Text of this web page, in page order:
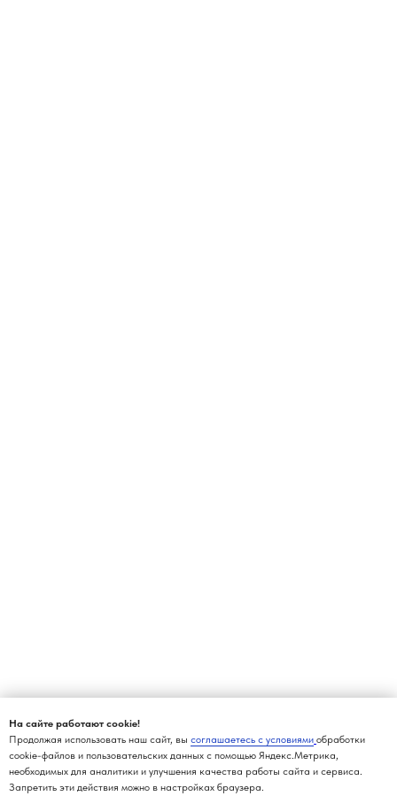
На сайте работают cookie!
Продолжая использовать наш сайт, вы соглашаетесь с условиями обработки
cookie-файлов и пользовательских данных с помощью Яндекс.Метрика,
необходимых для аналитики и улучшения качества работы сайта и сервиса.
Запретить эти действия можно в настройках браузера.